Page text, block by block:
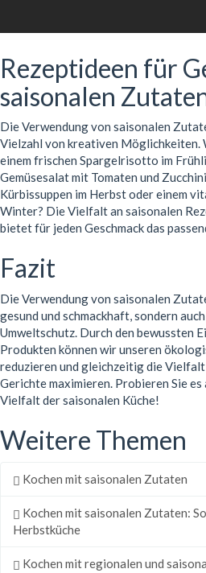
Rezeptideen für
saisonalen
Die Verwendung von saisonalen
Vielzahl von kreativen Möglichkeiten.
einem frischen Spargelrisotto im
Gemüsesalat mit Tomaten und
Kürbissuppen im Herbst oder einem
Winter? Die Vielfalt an saisonalen
bietet für jeden Geschmack das
Fazit
Die Verwendung von saisonalen
gesund und schmackhaft, sondern
Umweltschutz. Durch den bewussten
Produkten können wir unseren
reduzieren und gleichzeitig die
Gerichte maximieren. Probieren Sie es
Vielfalt der saisonalen Küche!
Weitere Themen
Kochen mit saisonalen Zutaten
Kochen mit saisonalen Zutaten:
Herbstküche
Kochen mit regionalen und